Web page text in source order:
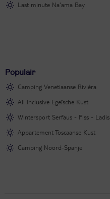
Last minute Na'ama Bay
Populair
Camping Venetiaanse Rivièra
All Inclusive Egeïsche Kust
Wintersport Serfaus - Fiss - Ladis
Appartement Toscaanse Kust
Camping Noord-Spanje